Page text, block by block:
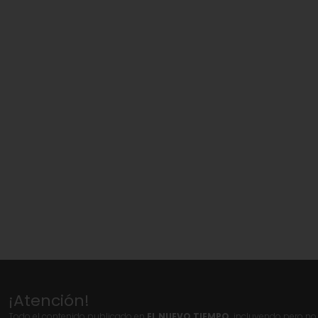
¡Atención!